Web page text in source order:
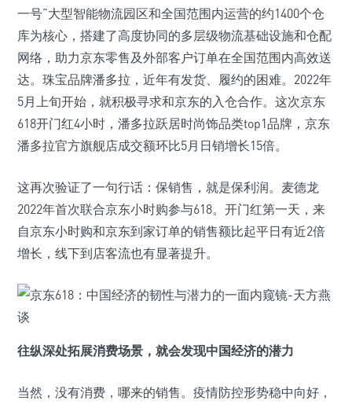
一号”大型智能物流园区和全国范围内运营的约1400个仓
库为核心，搭建了高度协同的多层级物流基础设施和仓配
网络，助力京东零售及外部客户订单在全国范围内高效送
达。珠宝品牌潘多拉，近年有发货、履约的困难。2022年
5月上旬开始，就积极寻求和京东的入仓合作。这次京东
618开门红4小时，潘多拉跃居时尚饰品类top1品牌，京东
潘多拉官方旗舰店成交额环比5月日销增长15倍。
这再次验证了一句行话：保销售，就是保利润。麦德龙
2022年首次联合京东小时购参与618。开门红第一天，来
自京东小时购和京东到家订单的销售额比起平日有近2倍
增长，线下到店客流也有显著提升。
往纵深处拓展消费场景，就会发现中国经济的潜力
当然，没有消费，哪来的销售。疫情防控形势稳中向好，